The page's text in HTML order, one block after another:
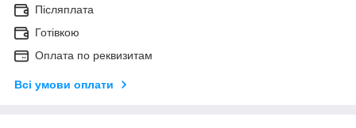
Післяплата
Готівкою
Оплата по реквизитам
Всі умови оплати